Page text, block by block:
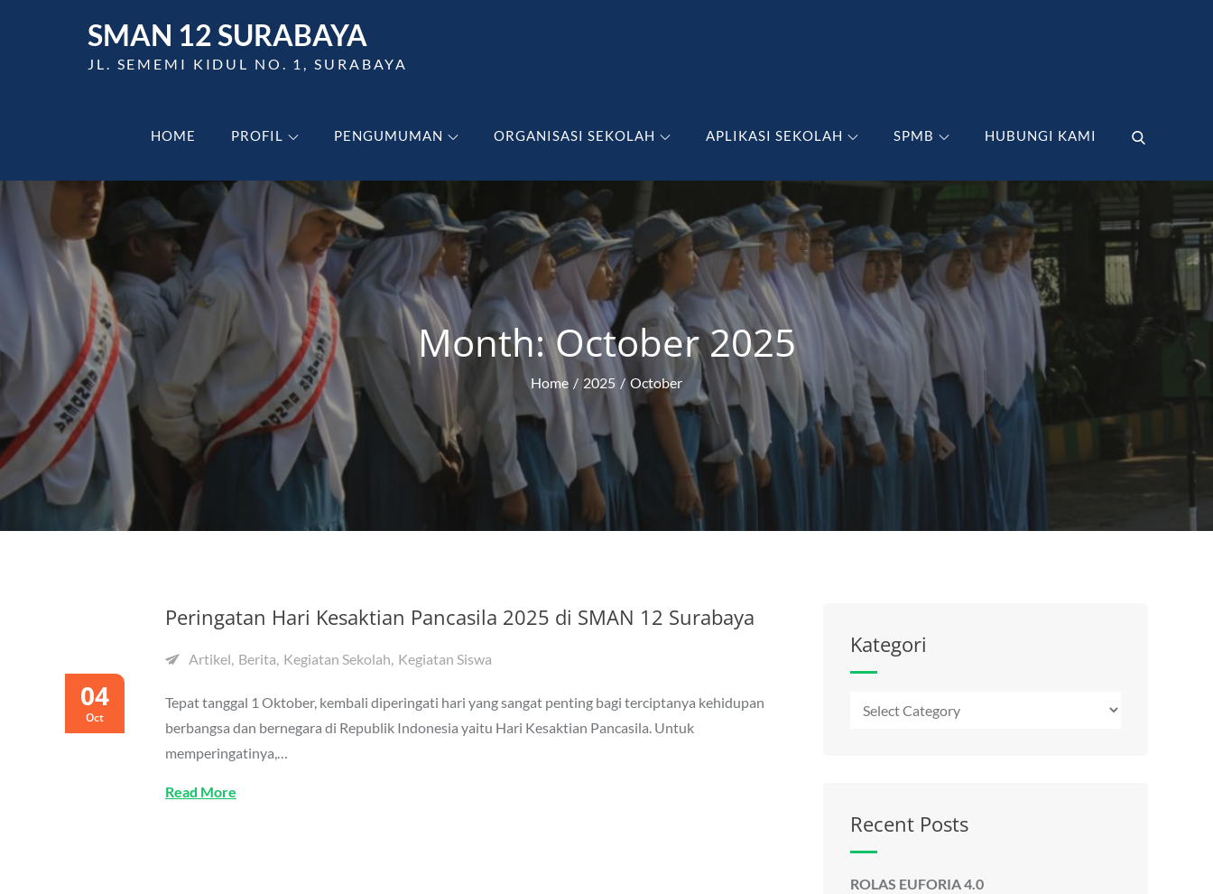
SMAN 12 SURABAYA
JL. SEMEMI KIDUL NO. 1, SURABAYA
HOME PROFIL PENGUMUMAN ORGANISASI SEKOLAH APLIKASI SEKOLAH SPMB HUBUNGI KAMI
Month:October 2025
Home 2025 October
04
Oct
Peringatan Hari Kesaktian Pancasila 2025 di SMAN 12 Surabaya
Artikel Berita Kegiatan Sekolah Kegiatan Siswa
Tepat tanggal 1 Oktober, kembali diperingati hari yang sangat penting bagi terciptanya kehidupan
berbangsa dan bernegara di Republik Indonesia yaitu Hari Kesaktian Pancasila. Untuk
memperingatinya,…
Read More
Kategori
Kategori
Recent Posts
ROLAS EUFORIA 4.0